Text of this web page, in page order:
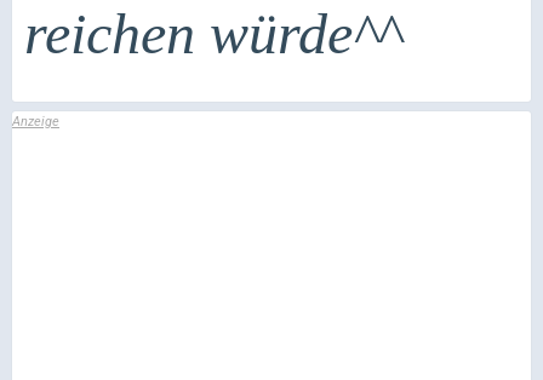
reichen würde^^